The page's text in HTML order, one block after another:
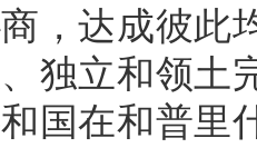
，达成彼此
独立和领土
国在和普里